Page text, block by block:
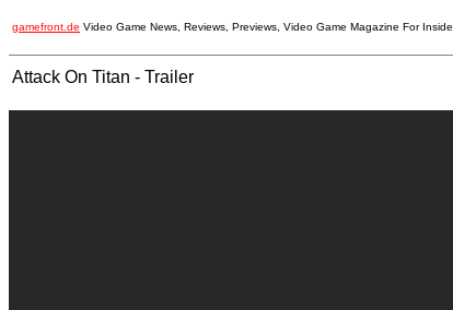
gamefront.de Video Game News, Reviews, Previews, Video Game Magazine For
Attack On Titan - Trailer